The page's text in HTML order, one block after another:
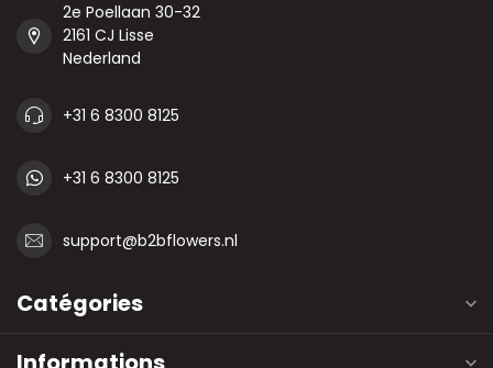
2e Poellaan 30-32
2161 CJ Lisse
Nederland
+31 6 8300 8125
+31 6 8300 8125
support@b2bflowers.nl
Catégories